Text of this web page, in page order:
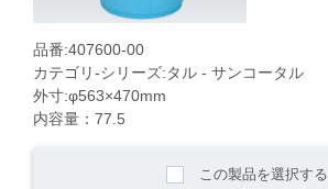
品番:407600-00
カテゴリ-シリーズ:タル - サンコータル
外寸:φ563×470mm
内容量：77.5
この製品を選択する